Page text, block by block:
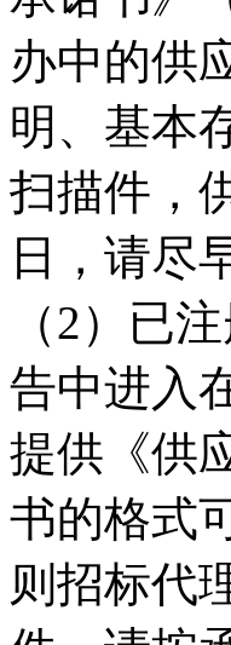
办中的供
明、基本
扫描件，
日，请尽
（2）已
告中进入
提供《供
书的格式
则招标代